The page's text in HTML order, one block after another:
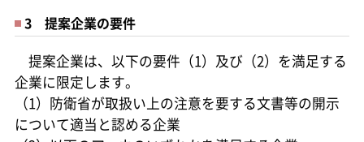
3 提案企業の要件
提案企業は、以下の要件（1）及び（2）を満足する
企業に限定します。
（1）防衛省が取扱い上の注意を要する文書等の開示
について適当と認める企業